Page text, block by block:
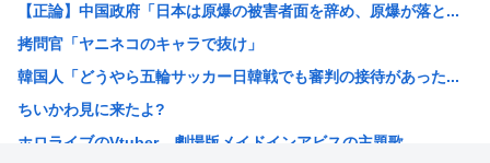
ヨーロッパが中国製メガソーラーを締め出しｗｗｗ
【NHK激震】職員への性被害を公表…番組出演者Xは事実上...
【アリババ】世界最大級のオープンなAIモデル「Qｗeｎ3...
インドネシア「高速鉄道！」中国「大赤字！」インドネシア「...
【正論】中国政府「日本は原爆の被害者面を辞め、原爆が落と...
拷問官「ヤニネコのキャラで抜け」
韓国人「どうやら五輪サッカー日韓戦でも審判の接待があった...
ちいかわ見に来たよ?
ホロライブのVtuber、劇場版メイドインアビスの主題歌...